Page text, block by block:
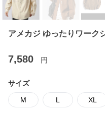
アメカジ ゆったりワーク
7,580 円
サイズ
M L XL